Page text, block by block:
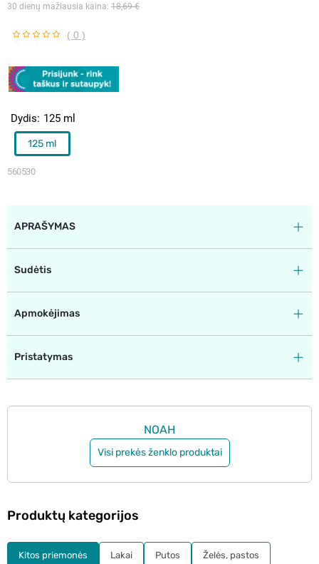
30 dienų mažiausia kaina: 18,69 €
( 0 )
560530
Dydis 125 ml
125 ml
APRAŠYMAS
Sudėtis
Apmokėjimas
Pristatymas
NOAH
Visi prekės ženklo produktai
Produktų kategorijos
Kitos priemonės Lakai Putos Želės, pastos